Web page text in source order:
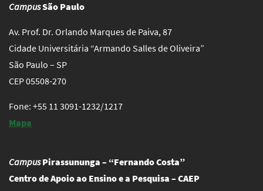
CampusSão Paulo
Av. Prof. Dr. Orlando Marques de Paiva, 87
Cidade Universitária “Armando Salles de Oliveira”
São Paulo – SP
CEP 05508-270
Fone: +55 11 3091-1232/1217
Mapa
CampusPirassununga – “Fernando Costa”
Centro de Apoio ao Ensino e a Pesquisa – CAEP